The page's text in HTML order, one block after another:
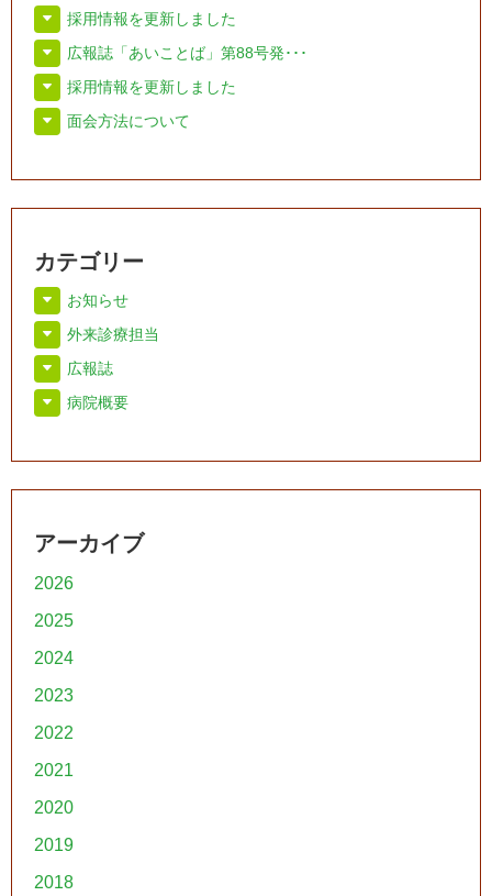
採用情報を更新しました
広報誌「あいことば」第88号発･･･
採用情報を更新しました
面会方法について
カテゴリー
お知らせ
外来診療担当
広報誌
病院概要
アーカイブ
2026
2025
2024
2023
2022
2021
2020
2019
2018